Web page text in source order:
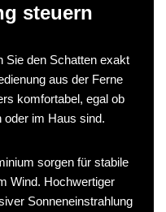
steuern
Sie den Schatten exakt
aus der Ferne
komfortabel, egal ob
oder im Haus sind.
sorgen für stabile
Wind. Hochwertiger
Sonneneinstrahlung